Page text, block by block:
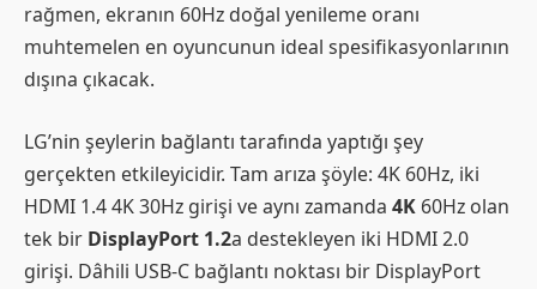
rağmen, ekranın 60Hz doğal yenileme oranı
muhtemelen en oyuncunun ideal spesifikasyonlarının
dışına çıkacak.
LG’nin şeylerin bağlantı tarafında yaptığı şey
gerçekten etkileyicidir. Tam arıza şöyle: 4K 60Hz, iki
HDMI 1.4 4K 30Hz girişi ve aynı zamanda 4K 60Hz olan
tek bir DisplayPort 1.2a destekleyen iki HDMI 2.0
girişi. Dâhili USB-C bağlantı noktası bir DisplayPort